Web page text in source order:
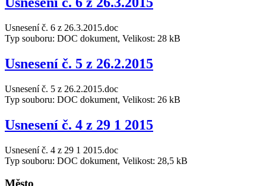
Usnesení č. 6 z 26.3.2015.doc
Typ souboru: DOC dokument, Velikost: 28 kB
Usnesení č. 5 z 26.2.2015
Usnesení č. 5 z 26.2.2015.doc
Typ souboru: DOC dokument, Velikost: 26 kB
Usnesení č. 4 z 29 1 2015
Usnesení č. 4 z 29 1 2015.doc
Typ souboru: DOC dokument, Velikost: 28,5 kB
Město